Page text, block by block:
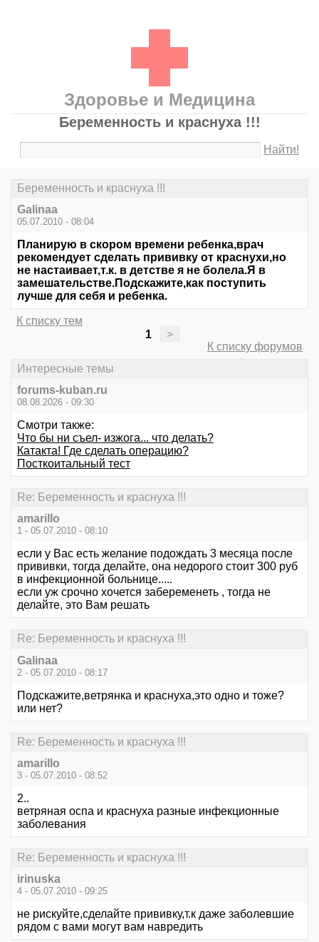
Здоровье и Медицина
Беременность и краснуха !!!
Найти!
Беременность и краснуха !!!
Galinaa
05.07.2010 - 08:04
Планирую в скором времени ребенка,врач
рекомендует сделать прививку от краснухи,но
не настаивает,т.к. в детстве я не болела.Я в
замешательстве.Подскажите,как поступить
лучше для себя и ребенка.
К списку тем
1
>
К списку форумов
Интересные темы
forums-kuban.ru
08.08.2026 - 09:30
Смотри также:
Что бы ни съел- изжога... что делать?
Катакта! Где сделать операцию?
Посткоитальный тест
Re: Беременность и краснуха !!!
amarillo
1 - 05.07.2010 - 08:10
если у Вас есть желание подождать 3 месяца после
прививки, тогда делайте, она недорого стоит 300 руб
в инфекционной больнице.....
если уж срочно хочется забеременеть , тогда не
делайте, это Вам решать
Re: Беременность и краснуха !!!
Galinaa
2 - 05.07.2010 - 08:17
Подскажите,ветрянка и краснуха,это одно и тоже?
или нет?
Re: Беременность и краснуха !!!
amarillo
3 - 05.07.2010 - 08:52
2..
ветряная оспа и краснуха разные инфекционные
заболевания
Re: Беременность и краснуха !!!
irinuska
4 - 05.07.2010 - 09:25
не рискуйте,сделайте прививку,т.к даже заболевшие
рядом с вами могут вам навредить